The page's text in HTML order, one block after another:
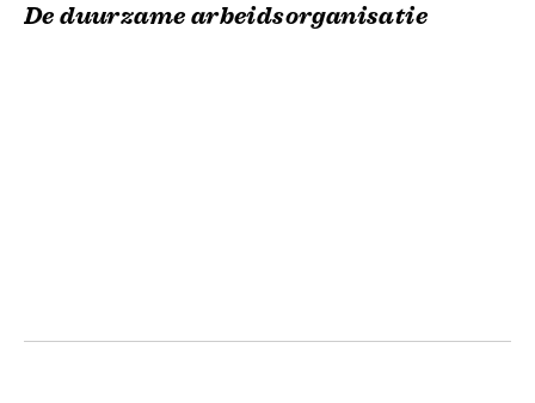
De duurzame arbeidsorganisatie